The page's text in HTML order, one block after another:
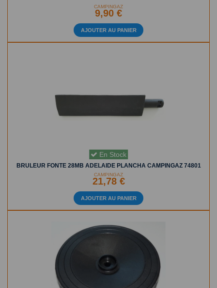
CAMPINGAZ
9,90 €
AJOUTER AU PANIER
En Stock
BRULEUR FONTE 28MB ADELAIDE PLANCHA CAMPINGAZ 74801
CAMPINGAZ
21,78 €
AJOUTER AU PANIER